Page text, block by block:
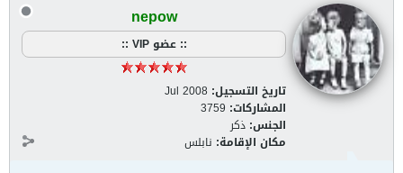
nepow
:: عضو VIP ::
تاريخ التسجيل: Jul 2008
المشاركات: 3759
الجنس: ذكر
مكان الإقامة: نابلس